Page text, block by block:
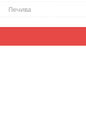
Печива